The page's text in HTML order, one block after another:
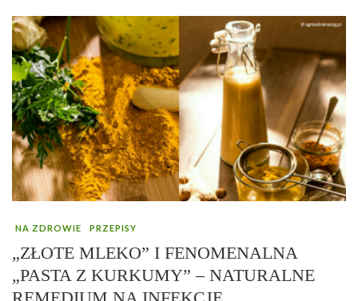
NA ZDROWIE PRZEPISY
„ZŁOTE MLEKO” I FENOMENALNA
„PASTA Z KURKUMY” – NATURALNE